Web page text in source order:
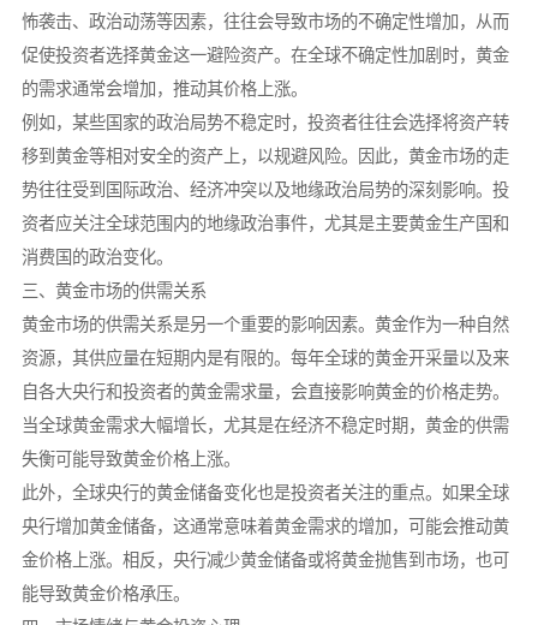
怖袭击、政治动荡等因素，往往会导致市场的不确定性增加，从而
促使投资者选择黄金这一避险资产。在全球不确定性加剧时，黄金
的需求通常会增加，推动其价格上涨。
例如，某些国家的政治局势不稳定时，投资者往往会选择将资产转
移到黄金等相对安全的资产上，以规避风险。因此，黄金市场的走
势往往受到国际政治、经济冲突以及地缘政治局势的深刻影响。投
资者应关注全球范围内的地缘政治事件，尤其是主要黄金生产国和
消费国的政治变化。
三、黄金市场的供需关系
黄金市场的供需关系是另一个重要的影响因素。黄金作为一种自然
资源，其供应量在短期内是有限的。每年全球的黄金开采量以及来
自各大央行和投资者的黄金需求量，会直接影响黄金的价格走势。
当全球黄金需求大幅增长，尤其是在经济不稳定时期，黄金的供需
失衡可能导致黄金价格上涨。
此外，全球央行的黄金储备变化也是投资者关注的重点。如果全球
央行增加黄金储备，这通常意味着黄金需求的增加，可能会推动黄
金价格上涨。相反，央行减少黄金储备或将黄金抛售到市场，也可
能导致黄金价格承压。